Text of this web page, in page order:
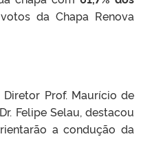
da Chapa Renova
Prof. Maurício de
Felipe Selau, destacou
a condução da